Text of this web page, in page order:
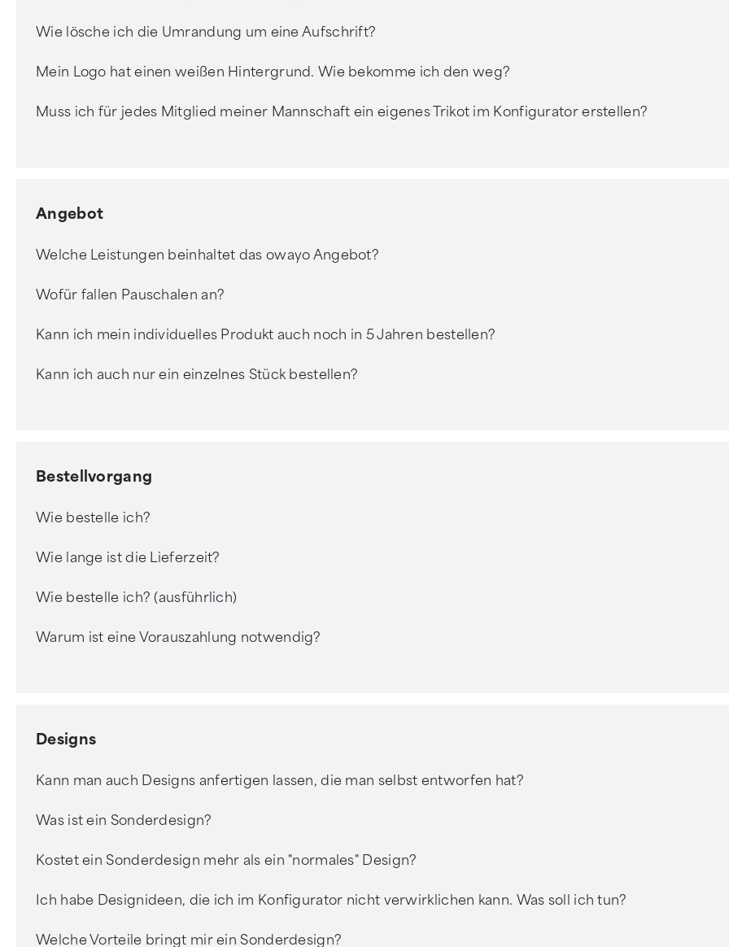
Wie lösche ich die Umrandung um eine Aufschrift?
Mein Logo hat einen weißen Hintergrund. Wie bekomme ich den weg?
Muss ich für jedes Mitglied meiner Mannschaft ein eigenes Trikot im Konfigurator erstellen?
Angebot
Welche Leistungen beinhaltet das owayo Angebot?
Wofür fallen Pauschalen an?
Kann ich mein individuelles Produkt auch noch in 5 Jahren bestellen?
Kann ich auch nur ein einzelnes Stück bestellen?
Bestellvorgang
Wie bestelle ich?
Wie lange ist die Lieferzeit?
Wie bestelle ich? (ausführlich)
Warum ist eine Vorauszahlung notwendig?
Designs
Kann man auch Designs anfertigen lassen, die man selbst entworfen hat?
Was ist ein Sonderdesign?
Kostet ein Sonderdesign mehr als ein "normales" Design?
Ich habe Designideen, die ich im Konfigurator nicht verwirklichen kann. Was soll ich tun?
Welche Vorteile bringt mir ein Sonderdesign?